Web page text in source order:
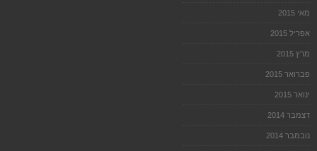
מאי 2015
אפריל 2015
מרץ 2015
פברואר 2015
ינואר 2015
דצמבר 2014
נובמבר 2014